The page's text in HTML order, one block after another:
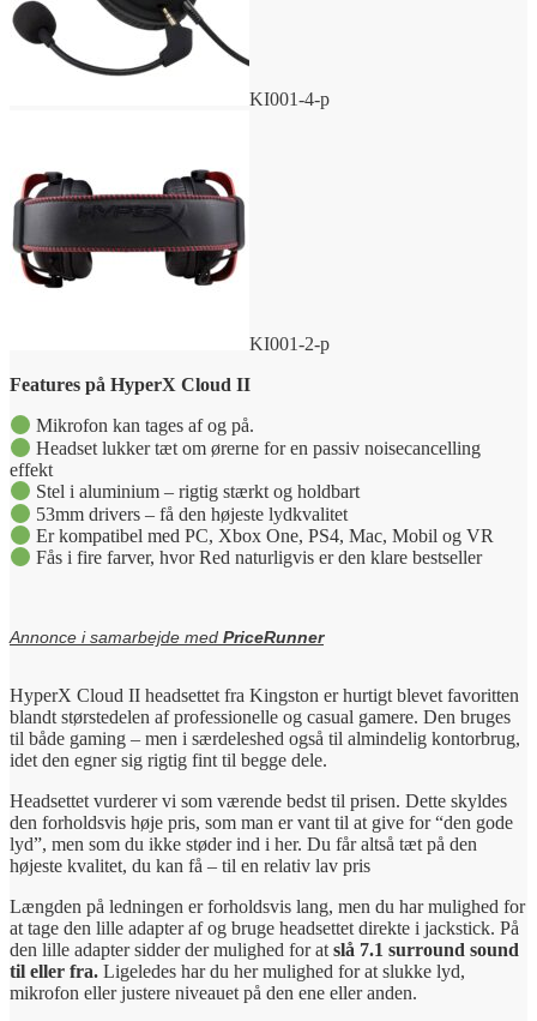
KI001-4-p
KI001-2-p
Features på HyperX Cloud II
Mikrofon kan tages af og på.
Headset lukker tæt om ørerne for en passiv noisecancelling
effekt
Stel i aluminium – rigtig stærkt og holdbart
53mm drivers – få den højeste lydkvalitet
Er kompatibel med PC, Xbox One, PS4, Mac, Mobil og VR
Fås i fire farver, hvor Red naturligvis er den klare bestseller
Annonce i samarbejde med PriceRunner
HyperX Cloud II headsettet fra Kingston er hurtigt blevet favoritten
blandt størstedelen af professionelle og casual gamere. Den bruges
til både gaming – men i særdeleshed også til almindelig kontorbrug,
idet den egner sig rigtig fint til begge dele.
Headsettet vurderer vi som værende bedst til prisen. Dette skyldes
den forholdsvis høje pris, som man er vant til at give for “den gode
lyd”, men som du ikke støder ind i her. Du får altså tæt på den
højeste kvalitet, du kan få – til en relativ lav pris
Længden på ledningen er forholdsvis lang, men du har mulighed for
at tage den lille adapter af og bruge headsettet direkte i jackstick. På
den lille adapter sidder der mulighed for at slå 7.1 surround sound
til eller fra. Ligeledes har du her mulighed for at slukke lyd,
mikrofon eller justere niveauet på den ene eller anden.